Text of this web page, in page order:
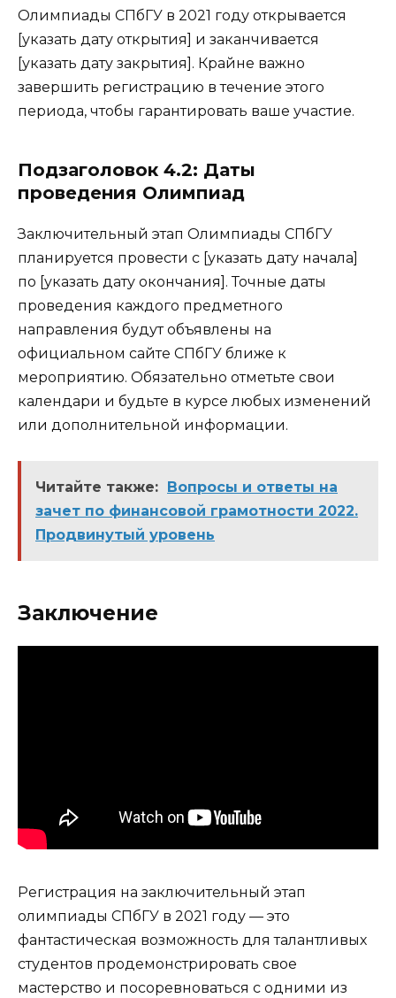
Олимпиады СПбГУ в 2021 году открывается
[указать дату открытия] и заканчивается
[указать дату закрытия]. Крайне важно
завершить регистрацию в течение этого
периода, чтобы гарантировать ваше участие.
Подзаголовок 4.2: Даты
проведения Олимпиад
Заключительный этап Олимпиады СПбГУ
планируется провести с [указать дату начала]
по [указать дату окончания]. Точные даты
проведения каждого предметного
направления будут объявлены на
официальном сайте СПбГУ ближе к
мероприятию. Обязательно отметьте свои
календари и будьте в курсе любых изменений
или дополнительной информации.
Читайте также: Вопросы и ответы на
зачет по финансовой грамотности 2022.
Продвинутый уровень
Заключение
Регистрация на заключительный этап
олимпиады СПбГУ в 2021 году — это
фантастическая возможность для талантливых
студентов продемонстрировать свое
мастерство и посоревноваться с одними из